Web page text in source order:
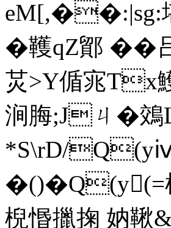
eM[,��:|sg:堪'
�韄qZ鄮
炗>Y偱宨Tx
涧脢;Jㄐ�
*S\rD/
�()�Q(y(=
棿惽擸掬 妠